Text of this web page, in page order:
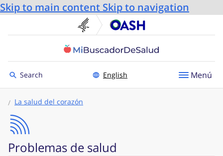
Skip to main content Skip to navigation
U.S. Department of
Toggle to
Search English Menú
La salud del corazón
Problemas de salud